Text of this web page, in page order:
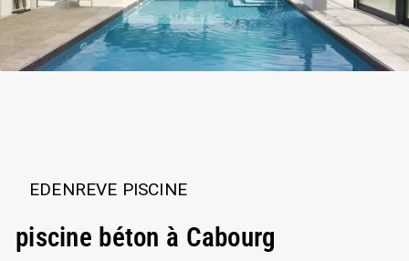
EDENREVE PISCINE
piscine béton à Cabourg